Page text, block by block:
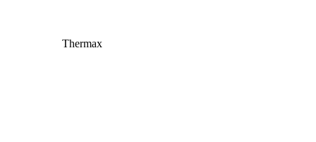
Thermax